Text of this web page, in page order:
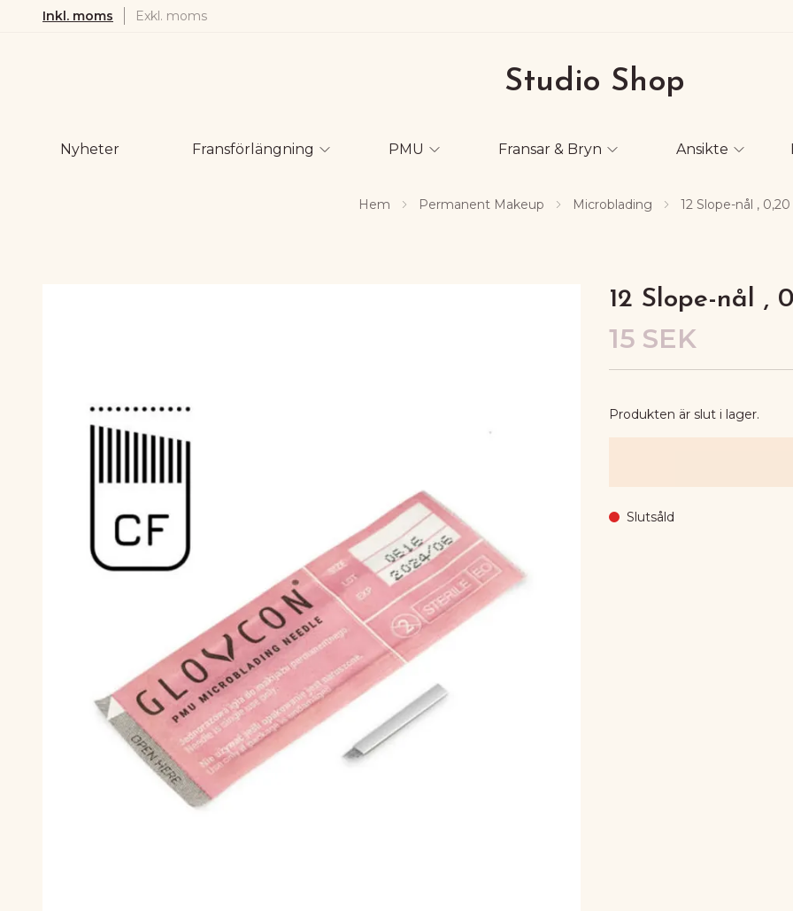
Inkl. moms Exkl. moms
Studio Shop
Nyheter Fransförlängning PMU Fransar & Bryn Ansikte
Hem Permanent Makeup Microblading 12 Slope-nål ,
12 Slope-nål ,
15 SEK
Produkten är slut i lager.
Slutsåld